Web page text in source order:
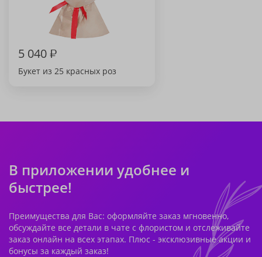
5 040₽
Букет из 25 красных роз
В приложении удобнее и
быстрее!
Преимущества для Вас: оформляйте заказ мгновенно,
обсуждайте все детали в чате с флористом и отслеживайте
заказ онлайн на всех этапах. Плюс - эксклюзивные акции и
бонусы за каждый заказ!